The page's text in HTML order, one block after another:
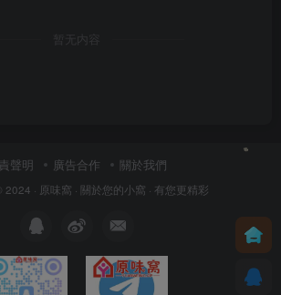
暂无内容
聲明 廣告合作 關於我們
2024 · 原味窩 · 關於您的小窩 · 有您更精彩